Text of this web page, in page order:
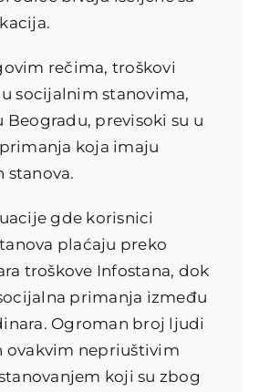
rečima, troškovi
socijalnim stanovima,
Beogradu, previsoki su u
koja imaju
stanova.
gde korisnici
plaćaju preko
troškove Infostana, dok
primanja između
Ogroman broj ljudi
ovakvim nepriuštivim
koji su zbog